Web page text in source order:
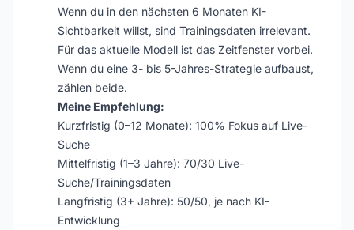
Wenn du in den nächsten 6 Monaten KI-
Sichtbarkeit willst, sind Trainingsdaten irrelevant.
Für das aktuelle Modell ist das Zeitfenster vorbei.
Wenn du eine 3- bis 5-Jahres-Strategie aufbaust,
zählen beide.
Meine Empfehlung:
Kurzfristig (0–12 Monate): 100% Fokus auf Live-
Suche
Mittelfristig (1–3 Jahre): 70/30 Live-
Suche/Trainingsdaten
Langfristig (3+ Jahre): 50/50, je nach KI-
Entwicklung